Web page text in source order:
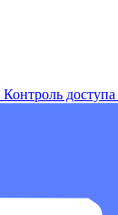
Контроль доступа